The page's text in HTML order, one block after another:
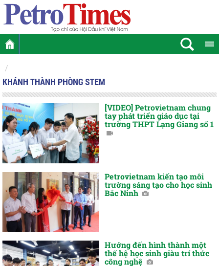
KHÁNH THÀNH PHÒNG STEM
[VIDEO] Petrovietnam chung
tay phát triển giáo dục tại
trường THPT Lạng Giang số 1
Petrovietnam kiến tạo môi
trường sáng tạo cho học sinh
Bắc Ninh
Hướng đến hình thành một
thế hệ học sinh giàu trí thức
công nghệ